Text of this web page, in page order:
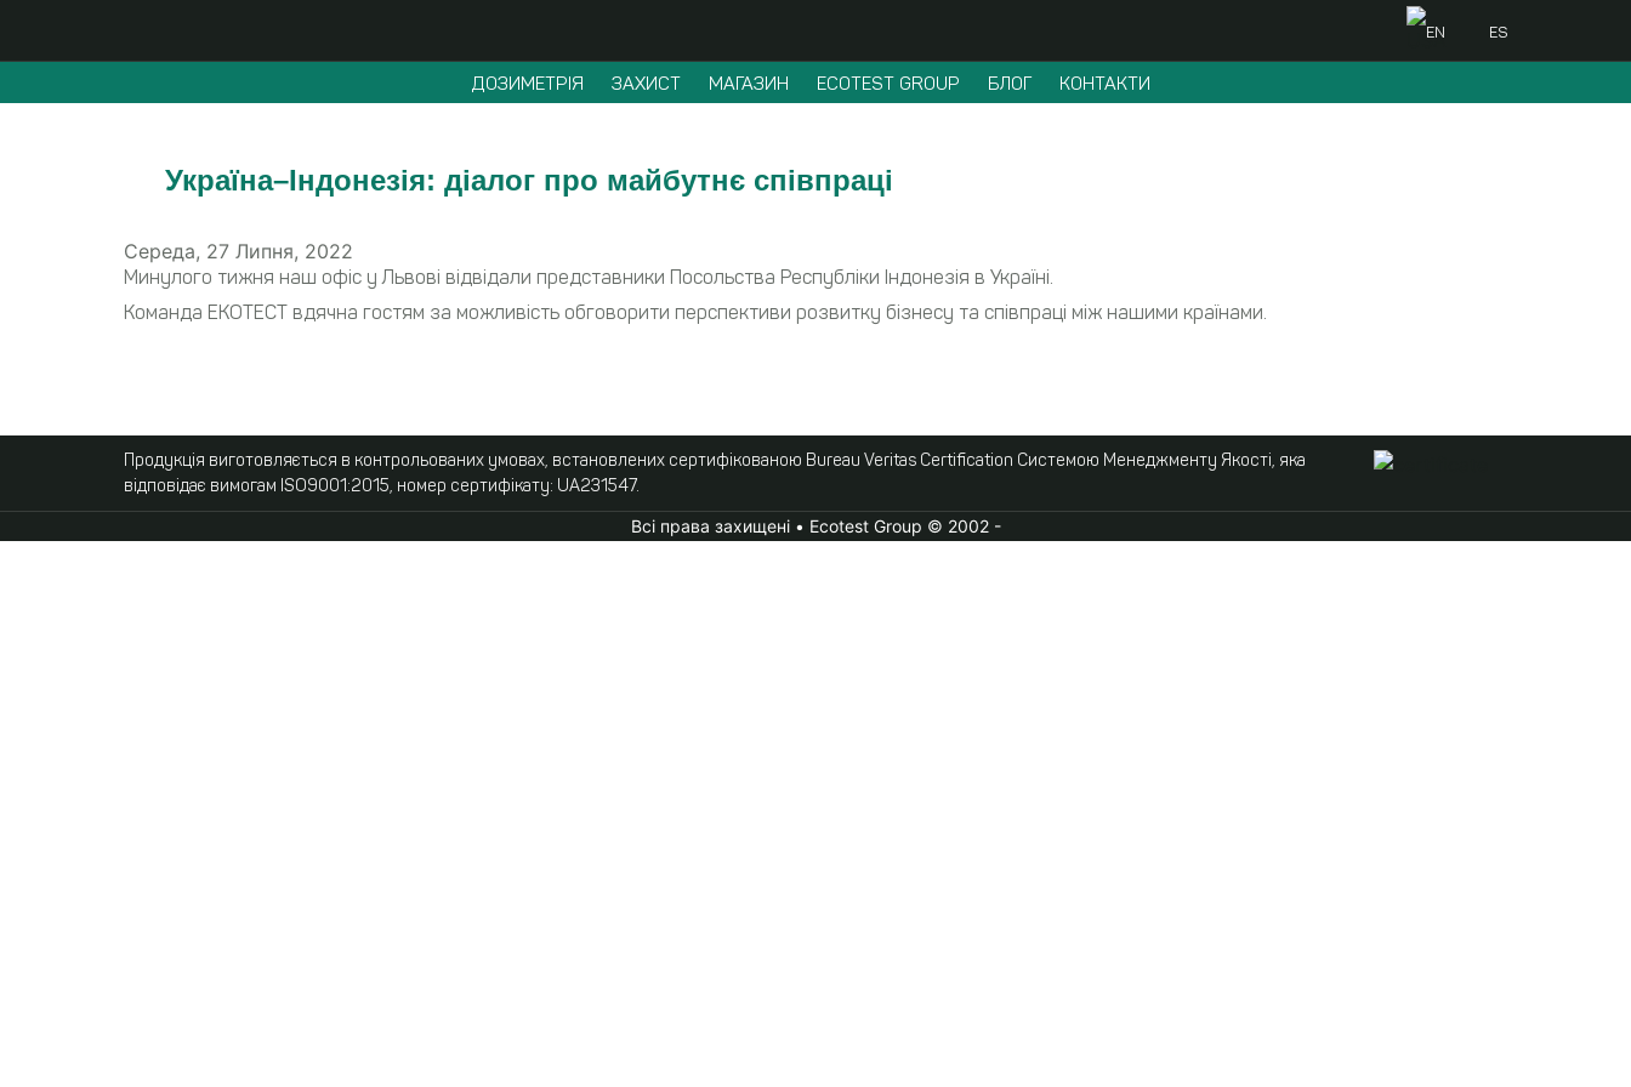
EN ES
ДОЗИМЕТРІЯ ЗАХИСТ МАГАЗИН ECOTEST GROUP БЛОГ КОНТАКТИ
Україна–Індонезія: діалог про майбутнє співпраці
Середа, 27 Липня, 2022
Минулого тижня наш офіс у Львові відвідали представники Посольства Республіки Індонезія в Україні.
Команда ЕКОТЕСТ вдячна гостям за можливість обговорити перспективи розвитку бізнесу та співпраці між нашими країнами.
Продукція виготовляється в контрольованих умовах, встановлених сертифікованою Bureau Veritas Certification Системою Менеджменту Якості, яка
відповідає вимогам ISO9001:2015, номер сертифікату: UA231547.
Всі права захищені • Ecotest Group © 2002 -